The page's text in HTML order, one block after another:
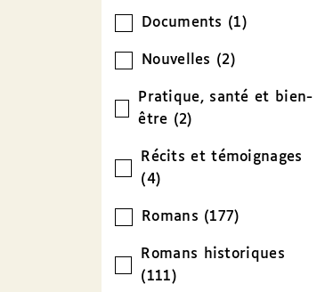
Documents (1)
Nouvelles (2)
Pratique, santé et bien-
être (2)
Récits et témoignages
(4)
Romans (177)
Romans historiques
(111)